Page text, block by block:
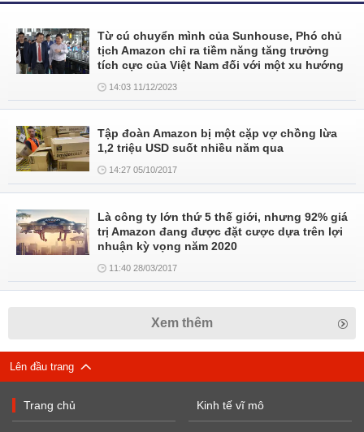
Từ cú chuyển mình của Sunhouse, Phó chủ
tịch Amazon chỉ ra tiềm năng tăng trưởng
tích cực của Việt Nam đối với một xu hướng
14:03 11/12/2023
Tập đoàn Amazon bị một cặp vợ chồng lừa
1,2 triệu USD suốt nhiều năm qua
14:27 05/10/2017
Là công ty lớn thứ 5 thế giới, nhưng 92% giá
trị Amazon đang được đặt cược dựa trên lợi
nhuận kỳ vọng năm 2020
11:40 28/03/2017
Xem thêm
Lên đầu trang
Trang chủ Kinh tế vĩ mô